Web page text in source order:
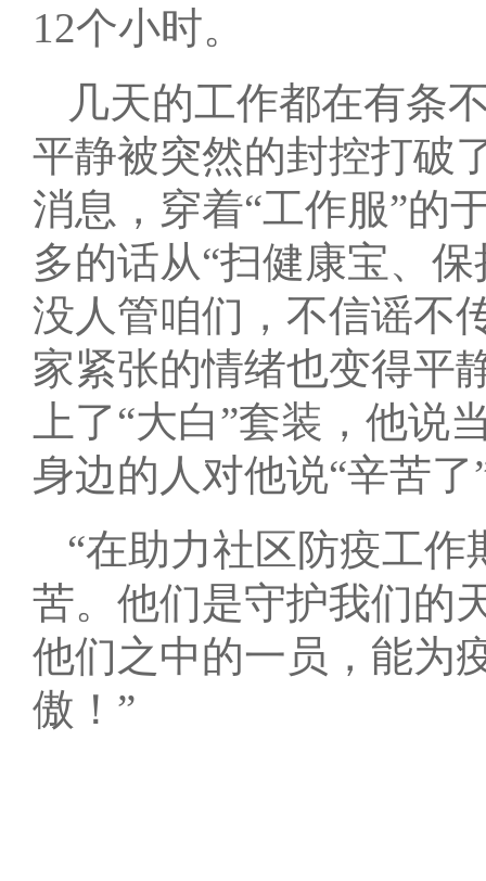
12个小时。
几天的工作都在有条
平静被突然的封控打破
消息，穿着“工作服”的
多的话从“扫健康宝、
没人管咱们，不信谣不
家紧张的情绪也变得平
上了“大白”套装，他
身边的人对他说“辛苦
“在助力社区防疫工
苦。他们是守护我们的
他们之中的一员，能为
傲！”